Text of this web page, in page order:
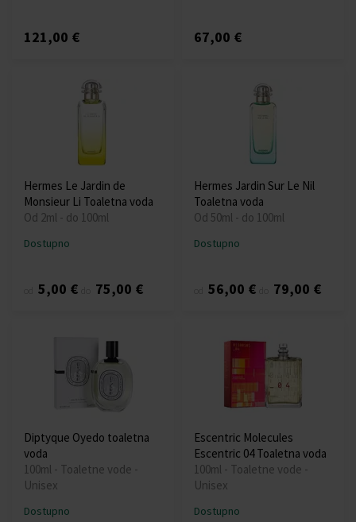
121,00 € 67,00 €
Hermes Le Jardin de
Monsieur Li Toaletna voda
Od 2ml - do 100ml
Dostupno
5,00 € 75,00 €
Hermes Jardin Sur Le Nil
Toaletna voda
Od 50ml - do 100ml
Dostupno
56,00 € 79,00 €
Diptyque Oyedo toaletna
voda
100ml - Toaletne vode -
Unisex
Dostupno
Escentric Molecules
Escentric 04 Toaletna voda
100ml - Toaletne vode -
Unisex
Dostupno